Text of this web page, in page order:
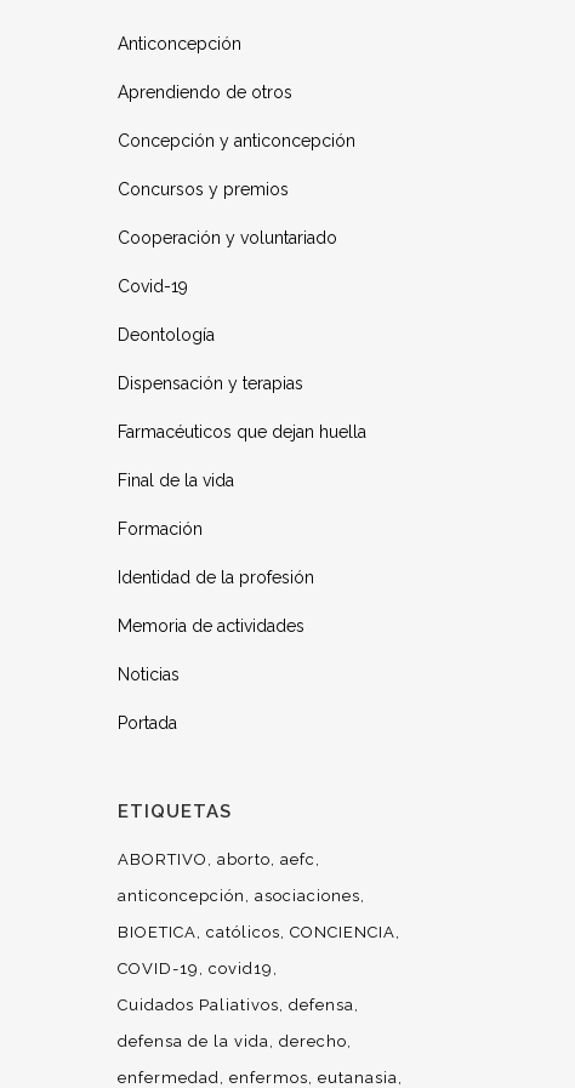
Anticoncepción
Aprendiendo de otros
Concepción y anticoncepción
Concursos y premios
Cooperación y voluntariado
Covid-19
Deontología
Dispensación y terapias
Farmacéuticos que dejan huella
Final de la vida
Formación
Identidad de la profesión
Memoria de actividades
Noticias
Portada
ETIQUETAS
ABORTIVO aborto aefc
anticoncepción
asociaciones
BIOETICA católicos CONCIENCIA
COVID-19
covid19
Cuidados Paliativos defensa
defensa de la vida derecho
enfermedad enfermos eutanasia